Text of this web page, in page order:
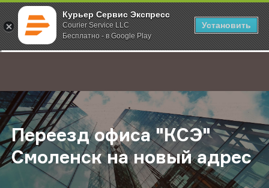
Курьер Сервис Экспресс
Courier Service LLC
Бесплатно - в Google Play
Установить
;
Главная О компании Новости Переезд офиса "КСЭ" Смоленск
Переезд офиса "КСЭ"
Смоленск на новый адрес